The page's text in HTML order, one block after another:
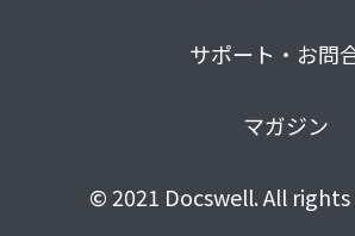
サポート・お問
マガジン
© 2021 Docswell. All rights